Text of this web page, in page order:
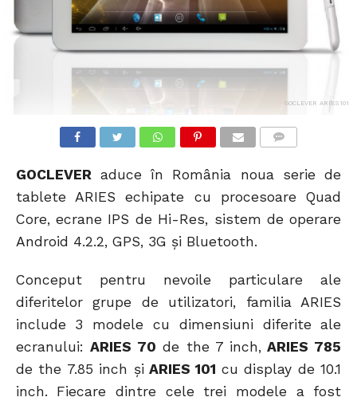
GOCLEVER ARIES101
GOCLEVERaduce în România noua serie de
tablete ARIES echipate cu procesoare Quad
Core, ecrane IPS de Hi-Res, sistem de operare
Android 4.2.2, GPS, 3G şi Bluetooth.
Conceput pentru nevoile particulare ale
diferitelor grupe de utilizatori, familia ARIES
include 3 modele cu dimensiuni diferite ale
ecranului: ARIES 70 de the 7 inch,ARIES 785
de the 7.85 inch şiARIES 101 cu display de 10.1
inch. Fiecare dintre cele trei modele a fost